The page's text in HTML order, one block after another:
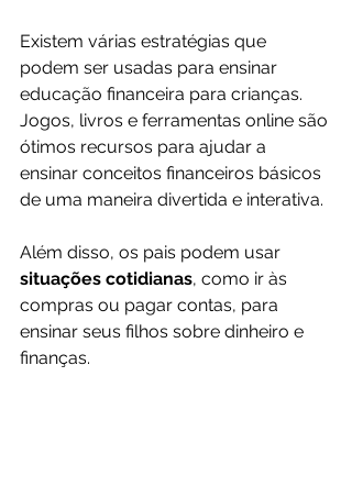
Existem várias estratégias que
podem ser usadas para ensinar
educação financeira para crianças.
Jogos, livros e ferramentas online são
ótimos recursos para ajudar a
ensinar conceitos financeiros básicos
de uma maneira divertida e interativa.
Além disso, os pais podem usar
situações cotidianas, como ir às
compras ou pagar contas, para
ensinar seus filhos sobre dinheiro e
finanças.